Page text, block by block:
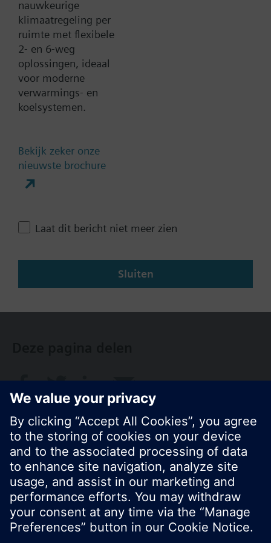
afsluiter, en niet verdelend
Documenten
Technische samenvatting
Meervoudige selecteerbare
accessoires
nauwkeurige
klimaatregeling per
ruimte met flexibele
2- en 6-weg
oplossingen, ideaal
voor moderne
verwarmings- en
koelsystemen.
Bekijk zeker onze
nieuwste brochure
Laat dit bericht niet meer zien
Sluiten
Verander regio
© Siemens Nederland N.V. 2017
Productportfolio en prijzen kunnen variëren per